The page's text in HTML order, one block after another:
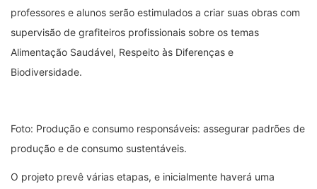
professores e alunos serão estimulados a criar suas obras com
supervisão de grafiteiros profissionais sobre os temas
Alimentação Saudável, Respeito às Diferenças e
Biodiversidade.
Foto: Produção e consumo responsáveis: assegurar padrões de
produção e de consumo sustentáveis.
O projeto prevê várias etapas, e inicialmente haverá uma